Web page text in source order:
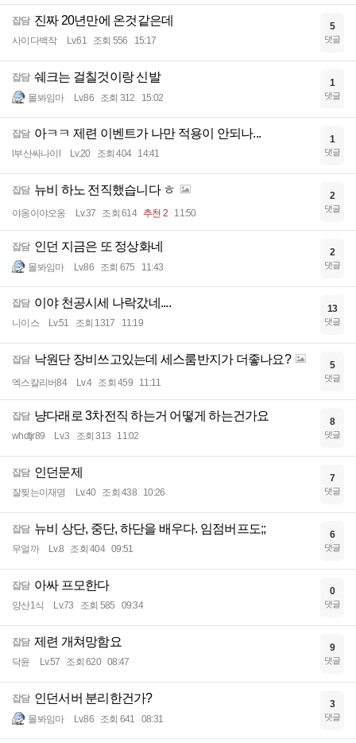
잡담 진짜 20년만에 온것같은데
사이다백작 Lv.61 조회 556 15:17
5
댓글
잡담 쉐크는 걸칠것이랑 신발
몰봐임마 Lv.86 조회 312 15:02
1
댓글
잡담 아ㅋㅋ 제련 이벤트가 나만 적용이 안되나...
l부산싸나이l Lv.20 조회 404 14:41
1
댓글
잡담 뉴비 하노 전직했습니다 ㅎ
야옹이야오옹 Lv.37 조회 614 추천 2 11:50
2
댓글
잡담 인던 지금은 또 정상화네
몰봐임마 Lv.86 조회 675 11:43
2
댓글
잡담 이야 천공시세 나락갔네....
니이스 Lv.51 조회 1317 11:19
13
댓글
잡담 낙원단 장비쓰고있는데 세스룸반지가 더좋나요?
엑스칼리버84 Lv.4 조회 459 11:11
5
댓글
잡담 냥다래로 3차전직 하는거 어떻게 하는건가요
whdtjr89 Lv.3 조회 313 11:02
8
댓글
잡담 인던문제
잘찢는이재명 Lv.40 조회 438 10:26
7
댓글
잡담 뉴비 상단, 중단, 하단을 배우다. 임점버프도;;
무얼까 Lv.8 조회 404 09:51
6
댓글
잡담 아싸 프모한다
양산1식 Lv.73 조회 585 09:34
0
댓글
잡담 제련 개쳐망함요
닥윤 Lv.57 조회 620 08:47
9
댓글
잡담 인던서버 분리한건가?
몰봐임마 Lv.86 조회 641 08:31
3
댓글